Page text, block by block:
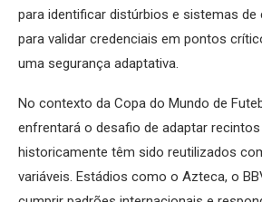
para identificar distúrbios e sistemas
para validar credenciais em pontos
uma segurança adaptativa.
No contexto da Copa do Mundo de
enfrentará o desafio de adaptar
historicamente têm sido reutilizados
variáveis. Estádios como o Azteca, o